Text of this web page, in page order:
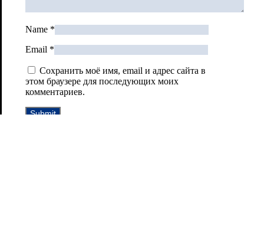
Name *
Email *
Сохранить моё имя, email и адрес сайта в
этом браузере для последующих моих
комментариев.